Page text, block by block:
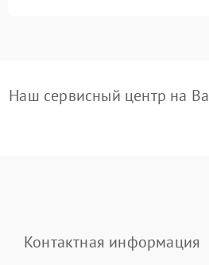
Наш сервисный центр на
Контактная информация